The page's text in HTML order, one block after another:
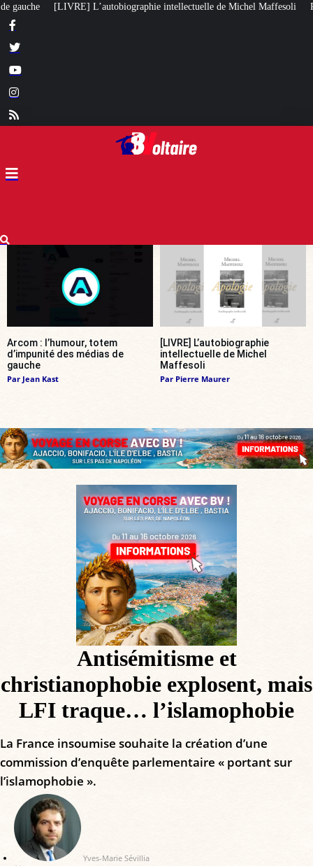
intellectuelle de Michel Maffesoli Pour regagner son influence en
Arcom : l’humour, totem
d’impunité des médias de
gauche
Par Jean Kast
[LIVRE] L’autobiographie
intellectuelle de Michel
Maffesoli
Par Pierre Maurer
Antisémitisme et
christianophobie explosent, mais
LFI traque… l’islamophobie
La France insoumise souhaite la création d’une
commission d’enquête parlementaire « portant sur
l’islamophobie ».
Yves-Marie Sévillia